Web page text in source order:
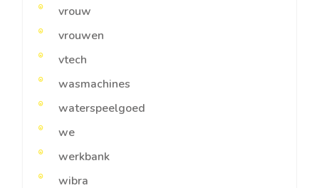
vrouw
vrouwen
vtech
wasmachines
waterspeelgoed
we
werkbank
wibra